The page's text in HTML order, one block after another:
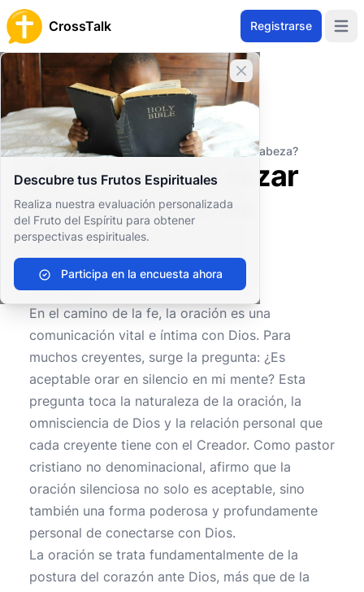
CrossTalk Registrarse
Cerrar banner
Descubre tus Frutos Espirituales
Realiza nuestra evaluación personalizada
del Fruto del Espíritu para obtener
perspectivas espirituales.
Participa en la encuesta ahora
Inicio
Archivo de Preguntas
Prácticas Espirituales
Oración
¿Es aceptable rezar en silencio en mi cabeza?
¿Es aceptable rezar
en silencio en mi
cabeza?
0 0 598
En el camino de la fe, la oración es una
comunicación vital e íntima con Dios. Para
muchos creyentes, surge la pregunta: ¿Es
aceptable orar en silencio en mi mente? Esta
pregunta toca la naturaleza de la oración, la
omnisciencia de Dios y la relación personal que
cada creyente tiene con el Creador. Como pastor
cristiano no denominacional, afirmo que la
oración silenciosa no solo es aceptable, sino
también una forma poderosa y profundamente
personal de conectarse con Dios.
La oración se trata fundamentalmente de la
postura del corazón ante Dios, más que de la